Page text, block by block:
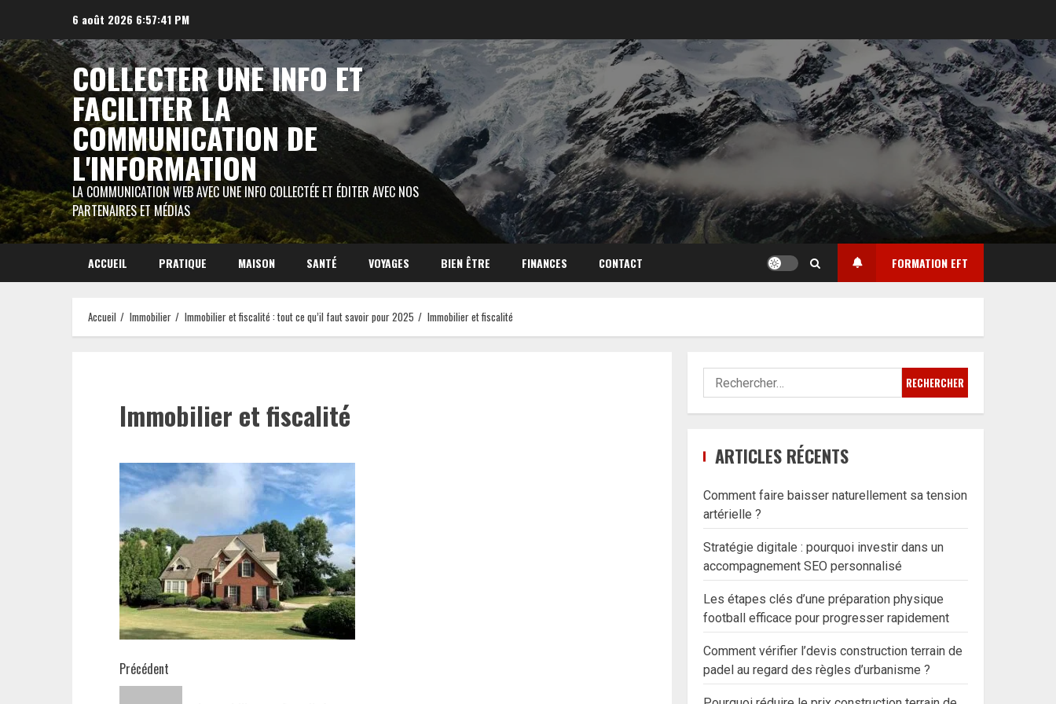
contenu
6 août 2026 6:57:42 PM
COLLECTER UNE INFO ET
FACILITER LA
COMMUNICATION DE
L'INFORMATION
LA COMMUNICATION WEB AVEC UNE INFO COLLECTÉE ET ÉDITER AVEC NOS
PARTENAIRES ET MÉDIAS
ACCUEIL PRATIQUE MAISON SANTÉ VOYAGES BIEN ÊTRE FINANCES CONTACT FORMATION EFT
Accueil Immobilier Immobilier et fiscalité : tout ce qu’il faut savoir pour 2025 Immobilier et fiscalité
Immobilier et fiscalité
Navigation
Précédent
Rechercher :
ARTICLES RÉCENTS
Comment faire baisser naturellement sa tension
artérielle ?
Stratégie digitale : pourquoi investir dans un
accompagnement SEO personnalisé
Les étapes clés d’une préparation physique
football efficace pour progresser rapidement
Comment vérifier l’devis construction terrain de
padel au regard des règles d’urbanisme ?